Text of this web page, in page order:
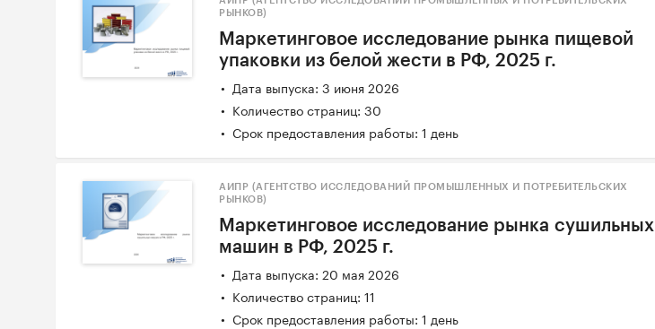
РЫНКОВ)
Маркетинговое исследование рынка пищевой
упаковки из белой жести в РФ, 2025 г.
Дата выпуска: 3 июня 2026
Количество страниц: 30
Срок предоставления работы: 1 день
АИПР (АГЕНТСТВО ИССЛЕДОВАНИЙ ПРОМЫШЛЕННЫХ И ПОТРЕБИТЕЛЬСКИХ
РЫНКОВ)
Маркетинговое исследование рынка сушильных
машин в РФ, 2025 г.
Дата выпуска: 20 мая 2026
Количество страниц: 11
Срок предоставления работы: 1 день